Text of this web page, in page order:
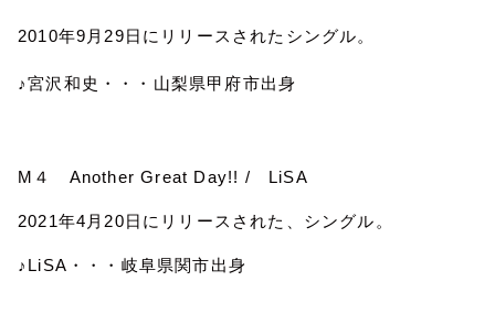
2010年9 月 29日にリリースされたシングル。
♪宮沢和史・・・山梨県甲府市出身
M ４ Another Great Day!! / LiSA
2021年4 月 20日にリリースされた、シングル。
♪ LiSA ・・・岐阜県関市出身